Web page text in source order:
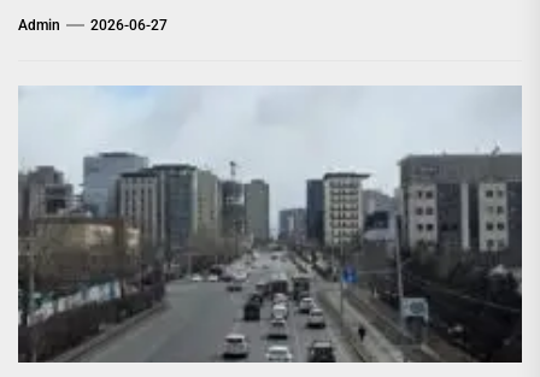
Admin 2026-06-27